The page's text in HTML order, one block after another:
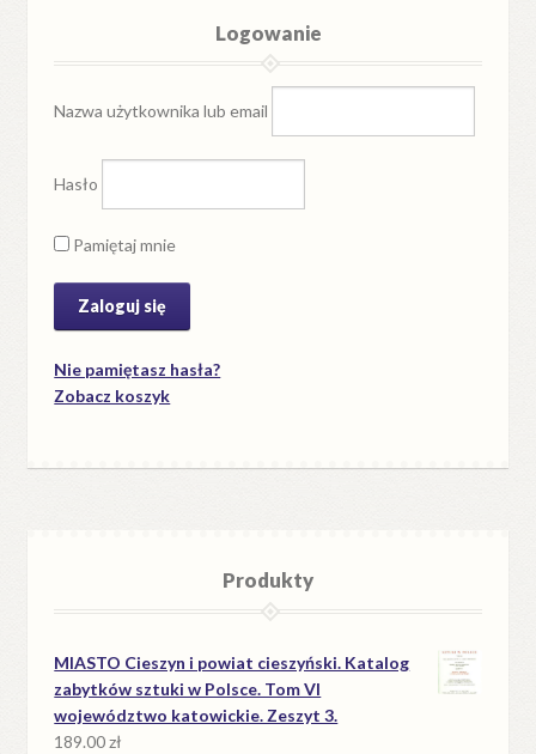
Logowanie
Nazwa użytkownika lub email
Hasło
Pamiętaj mnie
Nie pamiętasz hasła?
Zobacz koszyk
Produkty
MIASTO Cieszyn i powiat cieszyński. Katalog
zabytków sztuki w Polsce. Tom VI
województwo katowickie. Zeszyt 3.
189.00zł